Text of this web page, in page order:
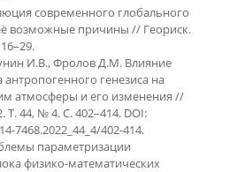
современного глобального
возможные причины // Геориск.
И.В., Фролов Д.М. Влияние
антропогенного генезиса на
атмосферы и его изменения //
44, № 4. С. 402–414. DOI:
7468.2022_44_4/402-414.
параметризации
физико-математических